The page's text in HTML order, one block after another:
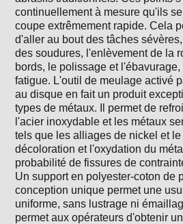
continuellement à mesure qu'ils
coupe extrêmement rapide. Cela
d'aller au bout des tâches
des soudures, l'enlèvement de la
bords, le polissage et
fatigue. L'outil de meulage activé
au disque en fait un produit
types de métaux. Il permet de
l'acier inoxydable et les métaux
tels que les alliages de nickel et
décoloration et l'oxydation du
probabilité de fissures de
Un support en polyester-coton de
conception unique permet une
uniforme, sans lustrage ni
permet aux opérateurs d'obtenir